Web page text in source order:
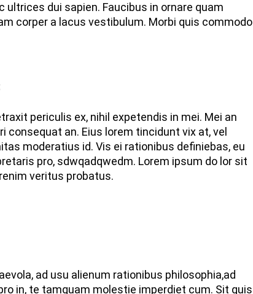
dui sapien. Faucibus in ornare quam
corper a lacus vestibulum. Morbi quis commodo
periculis ex, nihil expetendis in mei. Mei an
consequat an. Eius lorem tincidunt vix at, vel
moderatius id. Vis ei rationibus definiebas, eu
pro, sdwqadqwedm. Lorem ipsum do lor sit
veritus probatus.
ad usu alienum rationibus philosophia,ad
in, te tamquam molestie imperdiet cum. Sit quis